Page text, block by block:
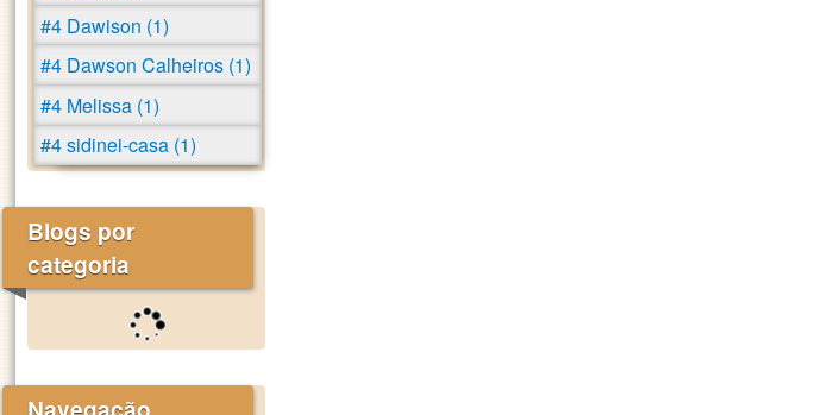
#4 Dawison (1)
#4 Dawson Calheiros (1)
#4 Melissa (1)
#4 sidinei-casa (1)
Blogs por
categoria